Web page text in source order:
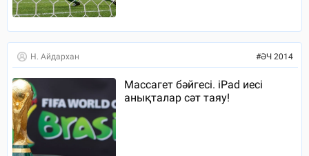
Н. Айдархан #ӘЧ 2014
Массагет бәйгесі. iPad иесі
анықталар сәт таяу!